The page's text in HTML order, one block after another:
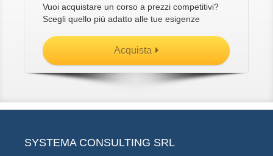
Vuoi acquistare un corso a prezzi competitivi?
Scegli quello più adatto alle tue esigenze
Acquista
SYSTEMA CONSULTING SRL